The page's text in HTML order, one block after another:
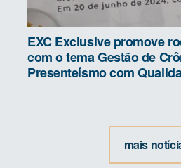
EXC Exclusive promove
com o tema Gestão de
Presenteísmo com
mais